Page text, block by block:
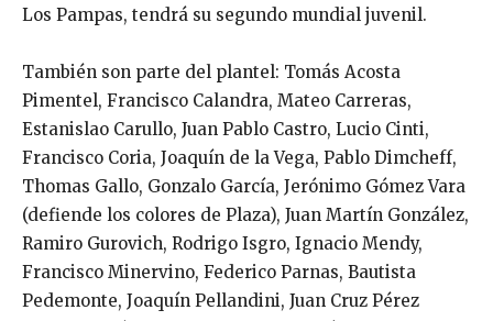
Los Pampas, tendrá su segundo mundial juvenil.
También son parte del plantel: Tomás Acosta
Pimentel, Francisco Calandra, Mateo Carreras,
Estanislao Carullo, Juan Pablo Castro, Lucio Cinti,
Francisco Coria, Joaquín de la Vega, Pablo Dimcheff,
Thomas Gallo, Gonzalo García, Jerónimo Gómez Vara
(defiende los colores de Plaza), Juan Martín González,
Ramiro Gurovich, Rodrigo Isgro, Ignacio Mendy,
Francisco Minervino, Federico Parnas, Bautista
Pedemonte, Joaquín Pellandini, Juan Cruz Pérez